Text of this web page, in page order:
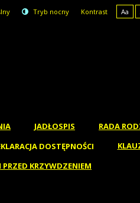
Tryb nocny Kontrast Aa
JADŁOSPIS RADA
DOSTĘPNOŚCI
KRZYWDZENIEM